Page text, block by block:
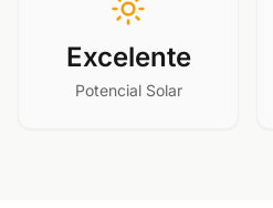
Excelente
Potencial Solar